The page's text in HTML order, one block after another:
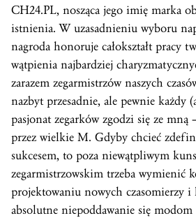
CH24.PL, nosząca jego imię marka
istnienia. W uzasadnieniu wyboru
nagroda honoruje całokształt pracy
wątpienia najbardziej
zarazem zegarmistrzów naszych
nazbyt przesadnie, ale pewnie każdy
pasjonat zegarków zgodzi się ze mną
przez wielkie M. Gdyby chcieć
sukcesem, to poza niewątpliwym
zegarmistrzowskim trzeba wymienić
projektowaniu nowych czasomierzy
absolutne niepoddawanie się